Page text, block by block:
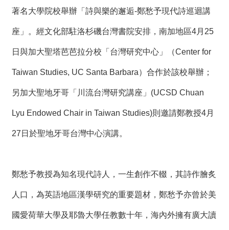
活
動
絡
們
音
e
M
p
繁
著名大學院校舉辦「詩與樂的邂逅-鄭愁予現代詩巡迴講
座」。經文化部駐洛杉磯台灣書院安排，南加地區4月25
日與加大聖塔芭芭拉分校「台灣研究中心」（Center for
Taiwan Studies, UC Santa Barbara）合作於該校舉辦；
另加大聖地牙哥「川流台灣研究講座」(UCSD Chuan
Lyu Endowed Chair in Taiwan Studies)則邀請鄭教授4月
27日於聖地牙哥台灣中心演講。
鄭愁予教授為知名現代詩人，一生創作不輟，其詩作膾炙
人口，為英語地區漢學研究的重要題材，鄭愁予亦曾於美
國愛荷華大學及耶魯大學任教數十年，海內外擁有廣大讀